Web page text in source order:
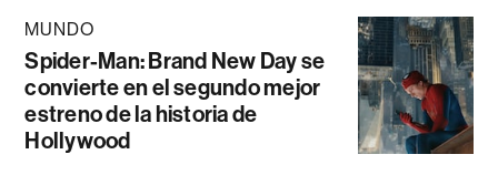
MUNDO
Spider-Man: Brand New Day se
convierte en el segundo mejor
estreno de la historia de
Hollywood